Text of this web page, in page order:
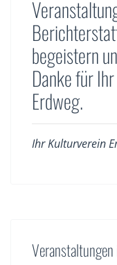
begeistern
Danke für
Erdweg.
Ihr Kulturverein
Veranstaltungen